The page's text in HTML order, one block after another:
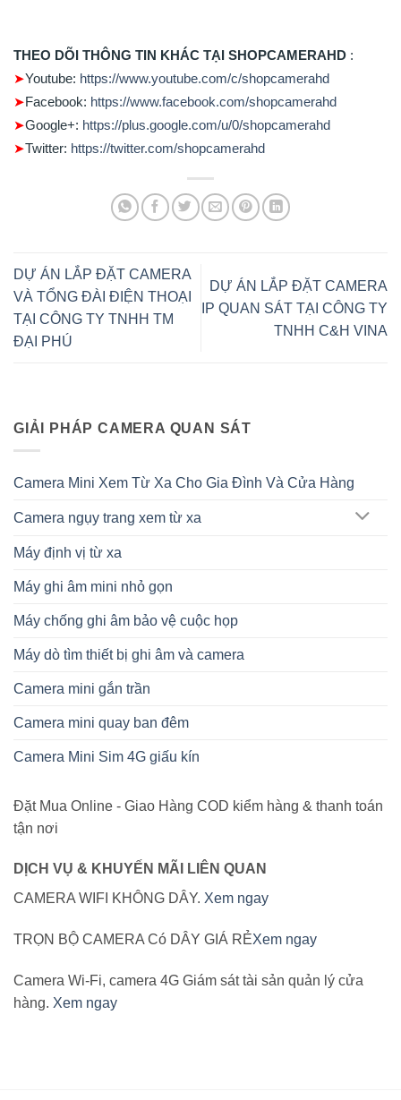
THEO DÕI THÔNG TIN KHÁC TẠI SHOPCAMERAHD :
➤Youtube: https://www.youtube.com/c/shopcamerahd
➤Facebook: https://www.facebook.com/shopcamerahd
➤Google+: https://plus.google.com/u/0/shopcamerahd
➤Twitter: https://twitter.com/shopcamerahd
DỰ ÁN LẮP ĐẶT CAMERA
VÀ TỔNG ĐÀI ĐIỆN THOẠI
TẠI CÔNG TY TNHH TM
ĐẠI PHÚ
DỰ ÁN LẮP ĐẶT CAMERA
IP QUAN SÁT TẠI CÔNG TY
TNHH C&H VINA
GIẢI PHÁP CAMERA QUAN SÁT
Camera Mini Xem Từ Xa Cho Gia Đình Và Cửa Hàng
Camera ngụy trang xem từ xa
Máy định vị từ xa
Máy ghi âm mini nhỏ gọn
Máy chống ghi âm bảo vệ cuộc họp
Máy dò tìm thiết bị ghi âm và camera
Camera mini gắn trần
Camera mini quay ban đêm
Camera Mini Sim 4G giấu kín
Đặt Mua Online - Giao Hàng COD kiểm hàng & thanh toán
tận nơi
DỊCH VỤ & KHUYẾN MÃI LIÊN QUAN
CAMERA WIFI KHÔNG DÂY. Xem ngay
TRỌN BỘ CAMERA Có DÂY GIÁ RẺXem ngay
Camera Wi-Fi, camera 4G Giám sát tài sản quản lý cửa
hàng. Xem ngay